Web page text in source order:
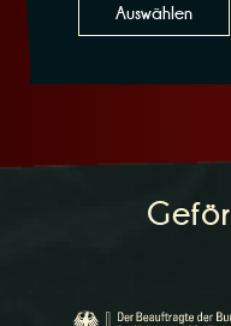
Auswählen